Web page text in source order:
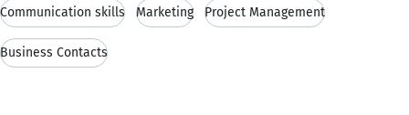
Communication skills Marketing Project Management
Business Contacts